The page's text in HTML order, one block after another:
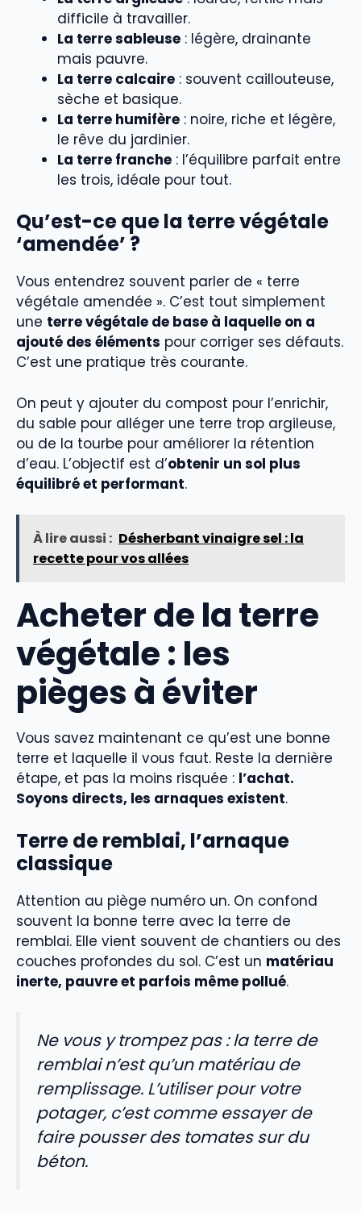
difficile à travailler.
La terre sableuse : légère, drainante
mais pauvre.
La terre calcaire : souvent caillouteuse,
sèche et basique.
La terre humifère : noire, riche et légère,
le rêve du jardinier.
La terre franche : l’équilibre parfait entre
les trois, idéale pour tout.
Qu’est-ce que la terre végétale
‘amendée’ ?
Vous entendrez souvent parler de « terre
végétale amendée ». C’est tout simplement
une terre végétale de base à laquelle on a
ajouté des éléments pour corriger ses défauts.
C’est une pratique très courante.
On peut y ajouter du compost pour l’enrichir,
du sable pour alléger une terre trop argileuse,
ou de la tourbe pour améliorer la rétention
d’eau. L’objectif est d’obtenir un sol plus
équilibré et performant.
À lire aussi : Désherbant vinaigre sel : la
recette pour vos allées
Acheter de la terre
végétale : les
pièges à éviter
Vous savez maintenant ce qu’est une bonne
terre et laquelle il vous faut. Reste la dernière
étape, et pas la moins risquée : l’achat.
Soyons directs, les arnaques existent.
Terre de remblai, l’arnaque
classique
Attention au piège numéro un. On confond
souvent la bonne terre avec la terre de
remblai. Elle vient souvent de chantiers ou des
couches profondes du sol. C’est un matériau
inerte, pauvre et parfois même pollué.
Ne vous y trompez pas : la terre de
remblai n’est qu’un matériau de
remplissage. L’utiliser pour votre
potager, c’est comme essayer de
faire pousser des tomates sur du
béton.